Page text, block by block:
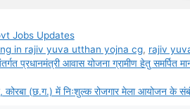
Jobs Updates
in rajiv yuva utthan yojna cg, rajiv
प्रधानमंत्री आवास योजना ग्रामीण हेतु
कोरबा (छ.ग.) में निःशुल्क रोजगार मेला आयोजन के